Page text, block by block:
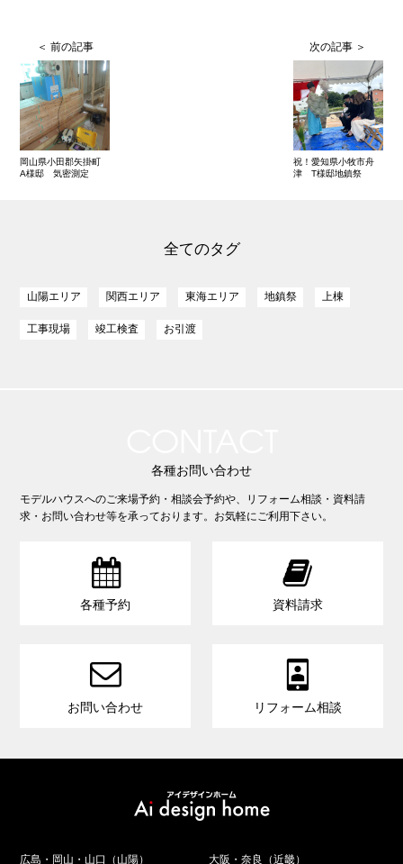
岡山県小田郡矢掛町
A様邸 気密測定
祝！愛知県小牧市舟
津 T様邸地鎮祭
全てのタグ
山陽エリア 関西エリア 東海エリア 地鎮祭 上棟
工事現場 竣工検査 お引渡
各種お問い合わせ
モデルハウスへのご来場予約・相談会予約や、リフォーム相談・資料請
求・お問い合わせ等を承っております。お気軽にご利用下さい。

各種予約

資料請求

お問い合わせ

リフォーム相談
広島・岡山・山口（山陽） 大阪・奈良（近畿）